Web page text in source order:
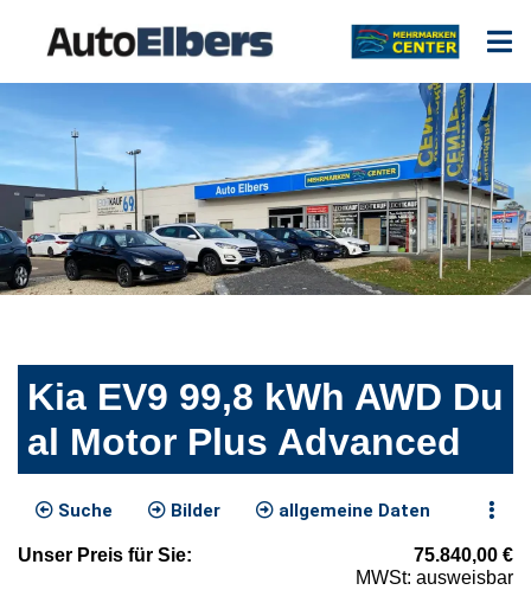
Kia EV9 99,8 kWh AWD Du
al Motor Plus Advanced
Suche Bilder allgemeine Daten
Unser Preis für Sie: 75.840,00 €
MWSt: ausweisbar